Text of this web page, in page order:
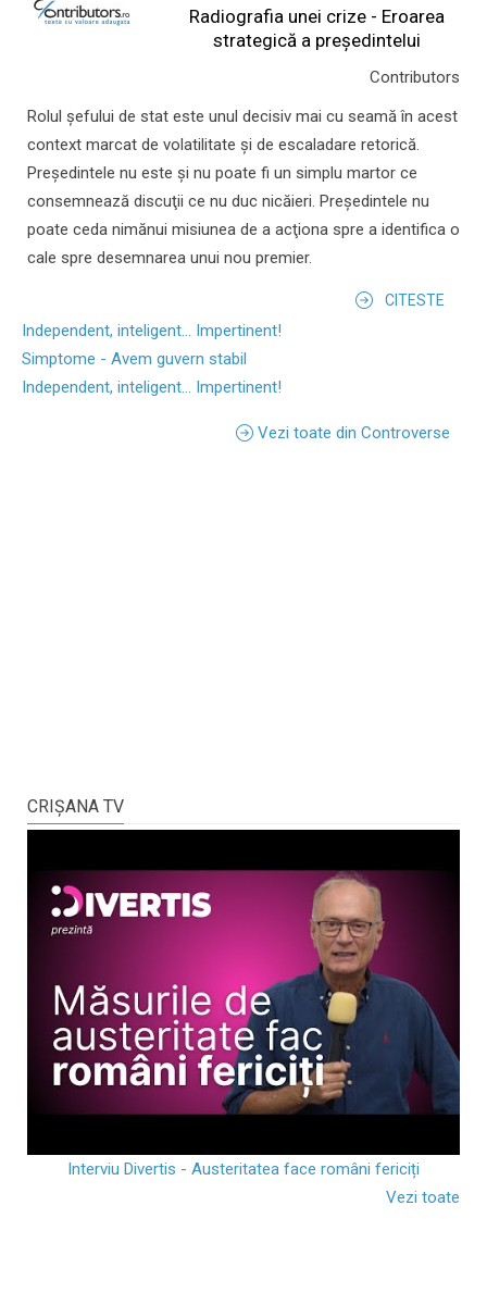
Radiografia unei crize - Eroarea
strategică a președintelui
Contributors
Rolul şefului de stat este unul decisiv mai cu seamă în acest
context marcat de volatilitate şi de escaladare retorică.
Preşedintele nu este şi nu poate fi un simplu martor ce
consemnează discuţii ce nu duc nicăieri. Preşedintele nu
poate ceda nimănui misiunea de a acţiona spre a identifica o
cale spre desemnarea unui nou premier.
CITESTE
Independent, inteligent... Impertinent!
Simptome - Avem guvern stabil
Independent, inteligent... Impertinent!
Vezi toate din Controverse
CRIŞANA TV
Interviu Divertis - Austeritatea face români fericiți
Vezi toate